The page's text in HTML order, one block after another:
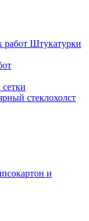
Штукатурки
стеклохолст
и